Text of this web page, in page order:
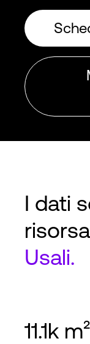
I dati
Usali.
11.1k m²